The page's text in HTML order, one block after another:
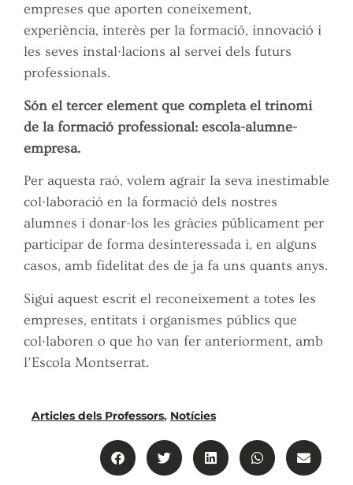
empreses que aporten coneixement,
experiència, interès per la formació, innovació i
les seves instal·lacions al servei dels futurs
professionals.
Són el tercer element que completa el trinomi
de la formació professional: escola-alumne-
empresa.
Per aquesta raó, volem agrair la seva inestimable
col·laboració en la formació dels nostres
alumnes i donar-los les gràcies públicament per
participar de forma desinteressada i, en alguns
casos, amb fidelitat des de ja fa uns quants anys.
Sigui aquest escrit el reconeixement a totes les
empreses, entitats i organismes públics que
col·laboren o que ho van fer anteriorment, amb
l’Escola Montserrat.
Articles dels Professors, Notícies